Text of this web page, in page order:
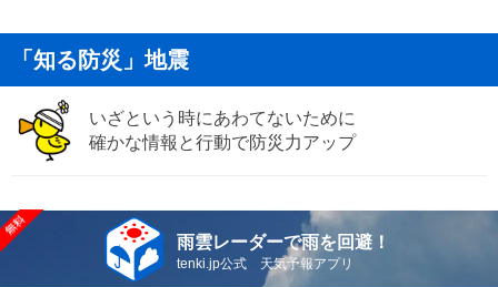
「知る防災」地震
いざという時にあわてないために
確かな情報と行動で防災力アップ
雨雲レーダーで雨を回避！
tenki.jp公式 天気予報アプリ